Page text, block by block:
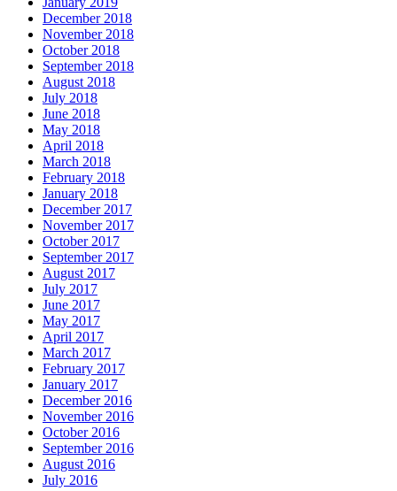
December 2018
November 2018
October 2018
September 2018
August 2018
July 2018
June 2018
May 2018
April 2018
March 2018
February 2018
January 2018
December 2017
November 2017
October 2017
September 2017
August 2017
July 2017
June 2017
May 2017
April 2017
March 2017
February 2017
January 2017
December 2016
November 2016
October 2016
September 2016
August 2016
July 2016